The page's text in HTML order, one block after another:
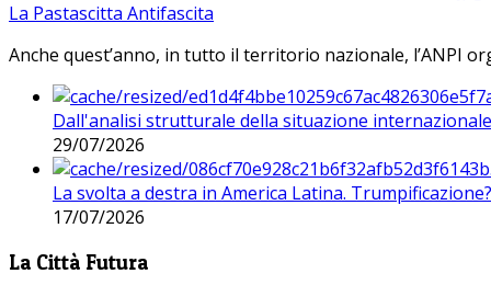
La Pastascitta Antifascita
Anche quest’anno, in tutto il territorio nazionale, l’ANPI
Dall'analisi strutturale della situazione
29/07/2026
La svolta a destra in America Latina. Trumpificazione?
17/07/2026
La Città Futura